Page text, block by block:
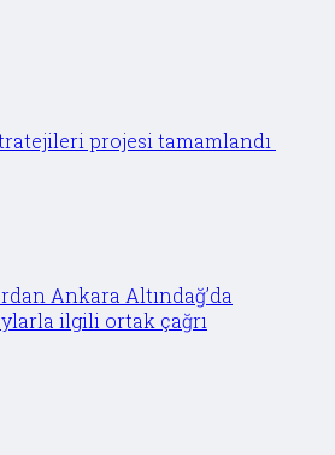
projesi tamamlandı
Ankara Altındağ’da
ilgili ortak çağrı